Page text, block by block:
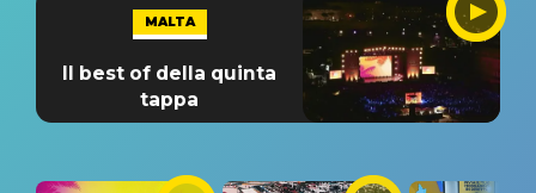
MALTA
Il best of della quinta
tappa